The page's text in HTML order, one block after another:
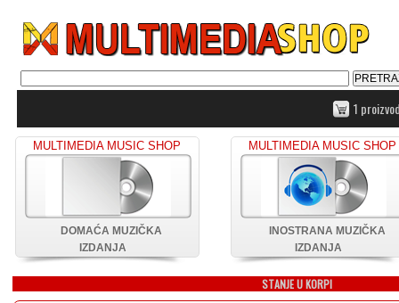
1
MULTIMEDIA MUSIC SHOP
DOMAĆA MUZIČKA
IZDANJA
MULTIMEDIA MUSIC SHOP
INOSTRANA MUZIČKA
IZDANJA
STANJE U KORPI